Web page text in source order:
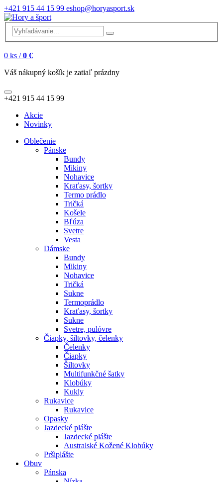
+421 915 44 15 99 eshop@horyasport.sk
0 ks / 0 €
Váš nákupný košík je zatiaľ prázdny
+421 915 44 15 99
Akcie
Novinky
Oblečenie
Pánske
Bundy
Mikiny
Nohavice
Kraťasy, šortky
Termo prádlo
Tričká
Košele
Bľúza
Svetre
Vesta
Dámske
Bundy
Mikiny
Nohavice
Tričká
Sukne
Termoprádlo
Kraťasy, šortky
Sukne
Svetre, pulóvre
Čiapky, šiltovky, čelenky
Čelenky
Čiapky
Šiltovky
Multifunkčné šatky
Klobúky
Kukly
Rukavice
Rukavice
Opasky
Jazdecké plášte
Jazdecké plášte
Australské Kožené Klobúky
Pršiplášte
Obuv
Pánska